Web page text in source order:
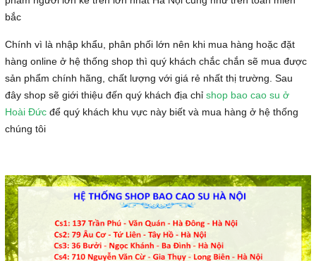
bắc
Chính vì là nhập khẩu, phân phối lớn nên khi mua hàng hoặc đặt
hàng online ở hệ thống shop thì quý khách chắc chắn sẽ mua được
sản phẩm chính hãng, chất lượng với giá rẻ nhất thị trường. Sau
đây shop sẽ giới thiệu đến quý khách địa chỉ shop bao cao su ở
Hoài Đức để quý khách khu vực này biết và mua hàng ở hệ thống
chúng tôi